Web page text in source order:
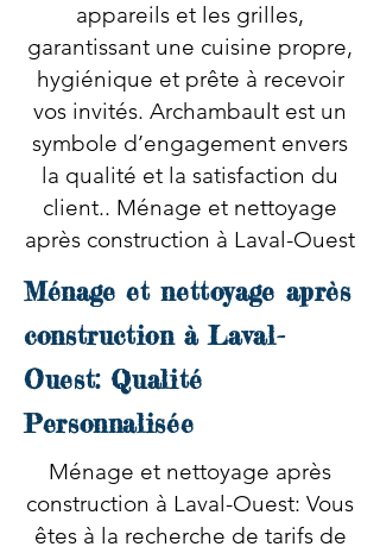
appareils et les grilles,
garantissant une cuisine propre,
hygiénique et prête à recevoir
vos invités. Archambault est un
symbole d’engagement envers
la qualité et la satisfaction du
client.. Ménage et nettoyage
après construction à Laval-Ouest
Ménage et nettoyage après
construction à Laval-
Ouest: Qualité
Personnalisée
Ménage et nettoyage après
construction à Laval-Ouest: Vous
êtes à la recherche de tarifs de